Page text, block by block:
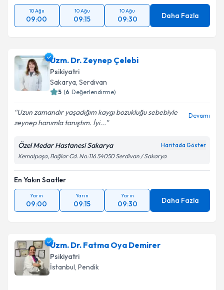
10 Ağu
09:00
10 Ağu
09:15
10 Ağu
09:30 Daha Fazla
Uzm. Dr. Zeynep Çelebi
Psikiyatri
Sakarya, Serdivan
5 (6 Değerlendirme)
Uzun zamandır yaşadığım kaygı bozukluğu sebebiyle
zeynep hanımla tanıştım. İyi...
Devamı
Özel Medar Hastanesi Sakarya Haritada Göster
Kemalpaşa, Bağlar Cd. No:116 54050 Serdivan / Sakarya
En Yakın Saatler
Yarın
09:00
Yarın
09:15
Yarın
09:30 Daha Fazla
Uzm. Dr. Fatma Oya Demirer
Psikiyatri
İstanbul, Pendik